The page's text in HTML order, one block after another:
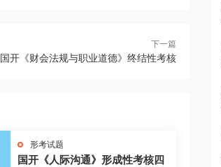
下一篇
国开《财会法规与职业道德》终结性考核
形考试题
国开《人际沟通》形成性考核四